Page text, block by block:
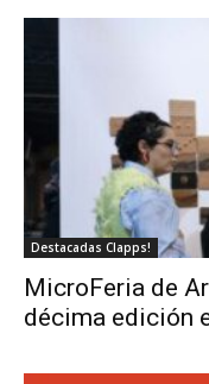
Destacadas Clapps!
MicroFeria de
décima edición